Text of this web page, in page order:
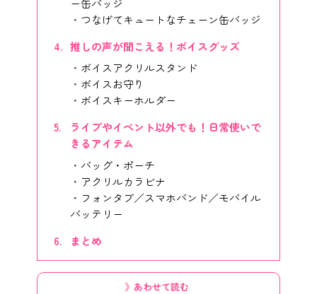
つなげてキュートなチェーン缶バッジ
推しの声が聞こえる！ボイスグッズ
ボイスアクリルスタンド
ボイスお守り
ボイスキーホルダー
ライブやイベント以外でも！日常使いで
きるアイテム
バッグ・ポーチ
アクリルカラビナ
フォンタブ／スマホバンド／モバイル
バッテリー
まとめ
》あわせて読む